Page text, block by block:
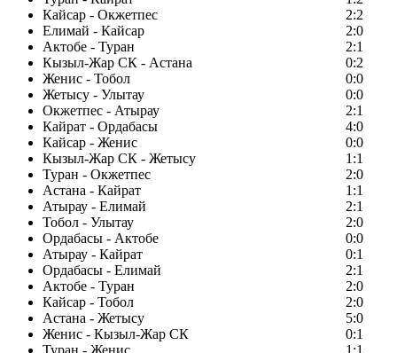
Кайсар - Окжетпес
2:2
Елимай - Кайсар
2:0
Актобе - Туран
2:1
Кызыл-Жар СК - Астана
0:2
Женис - Тобол
0:0
Жетысу - Улытау
0:0
Окжетпес - Атырау
2:1
Кайрат - Ордабасы
4:0
Кайсар - Женис
0:0
Кызыл-Жар СК - Жетысу
1:1
Туран - Окжетпес
2:0
Астана - Кайрат
1:1
Атырау - Елимай
2:1
Тобол - Улытау
2:0
Ордабасы - Актобе
0:0
Атырау - Кайрат
0:1
Ордабасы - Елимай
2:1
Актобе - Туран
2:0
Кайсар - Тобол
2:0
Астана - Жетысу
5:0
Женис - Кызыл-Жар СК
0:1